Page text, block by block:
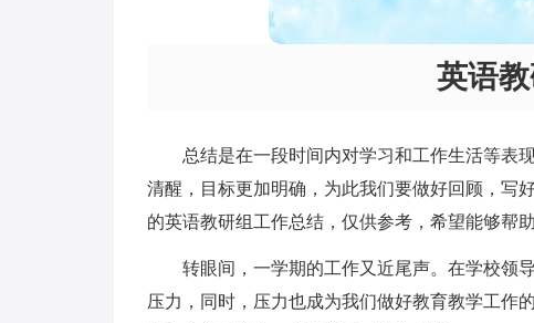
英语
总结是在一段时间内对学习和工作生活等表
清醒，目标更加明确，为此我们要做好回顾，写
的英语教研组工作总结，仅供参考，希望能够帮助
转眼间，一学期的工作又近尾声。在学校领
压力，同时，压力也成为我们做好教育教学工作